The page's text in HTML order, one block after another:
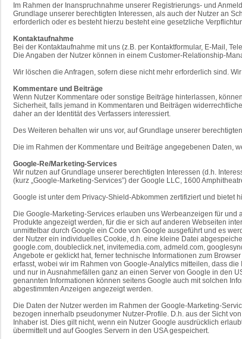
Im Rahmen der Inanspruchnahme unserer Registrierungs- und
Grundlage unserer berechtigten Interessen, als auch der Nutzer an
erforderlich oder es besteht hierzu besteht eine gesetzliche
Kontaktaufnahme
Bei der Kontaktaufnahme mit uns (z.B. per Kontaktformular, E-Mail,
Die Angaben der Nutzer können in einem Customer-Relationship-
Wir löschen die Anfragen, sofern diese nicht mehr erforderlich sind.
Kommentare und Beiträge
Wenn Nutzer Kommentare oder sonstige Beiträge hinterlassen,
Sicherheit, falls jemand in Kommentaren und Beiträgen
daher an der Identität des Verfassers interessiert.
Des Weiteren behalten wir uns vor, auf Grundlage unserer
Die im Rahmen der Kommentare und Beiträge angegebenen Daten,
Google-Re/Marketing-Services
Wir nutzen auf Grundlage unserer berechtigten Interessen (d.h.
(kurz „Google-Marketing-Services”) der Google LLC, 1600
Google ist unter dem Privacy-Shield-Abkommen zertifiziert und bietet
Die Google-Marketing-Services erlauben uns Werbeanzeigen für
Produkte angezeigt werden, für die er sich auf anderen Webseiten
unmittelbar durch Google ein Code von Google ausgeführt und es
der Nutzer ein individuelles Cookie, d.h. eine kleine Datei
google.com, doubleclick.net, invitemedia.com, admeld.com,
Angebote er geklickt hat, ferner technische Informationen zum
erfasst, wobei wir im Rahmen von Google-Analytics mitteilen, dass
und nur in Ausnahmefällen ganz an einen Server von Google in den
genannten Informationen können seitens Google auch mit solchen
abgestimmten Anzeigen angezeigt werden.
Die Daten der Nutzer werden im Rahmen der Google-Marketing-
bezogen innerhalb pseudonymer Nutzer-Profile. D.h. aus der Sicht
Inhaber ist. Dies gilt nicht, wenn ein Nutzer Google ausdrücklich
übermittelt und auf Googles Servern in den USA gespeichert.